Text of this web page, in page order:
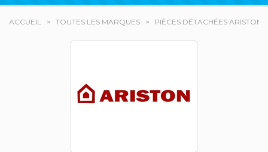
ACCUEIL TOUTES LES MARQUES PIÈCES DÉTACHÉES ARISTON